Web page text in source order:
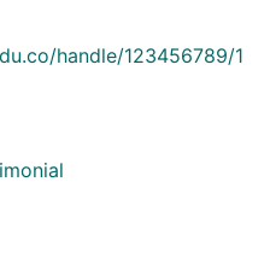
handle/123456789/1